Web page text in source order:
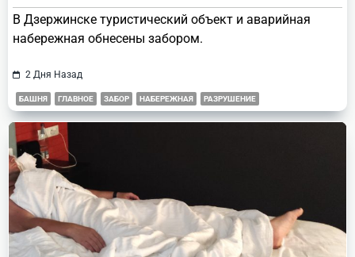
В Дзержинске туристический объект и аварийная
набережная обнесены забором.
2 Дня Назад
БАШНЯ ГЛАВНОЕ ЗАБОР НАБЕРЕЖНАЯ РАЗРУШЕНИЕ